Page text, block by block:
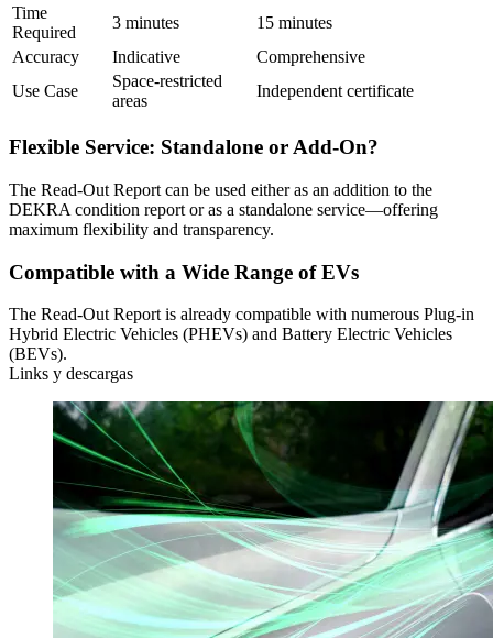
Time
Required
3 minutes
15 minutes
Accuracy
Indicative
Comprehensive
Use Case
Space-restricted
areas
Independent certificate
Flexible Service: Standalone or Add-On?
The Read-Out Report can be used either as an addition to the
DEKRA condition report or as a standalone service—offering
maximum flexibility and transparency.
Compatible with a Wide Range of EVs
The Read-Out Report is already compatible with numerous Plug-in
Hybrid Electric Vehicles (PHEVs) and Battery Electric Vehicles
(BEVs).
Links y descargas